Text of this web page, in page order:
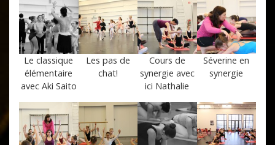
Le classique
élémentaire
avec Aki Saito
Les pas de
chat!
Cours de
synergie avec
ici Nathalie
Séverine en
synergie